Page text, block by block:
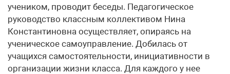
учеником, проводит беседы. Педагогическое
руководство классным коллективом Нина
Константиновна осуществляет, опираясь на
ученическое самоуправление. Добилась от
учащихся самостоятельности, инициативности в
организации жизни класса. Для каждого у нее